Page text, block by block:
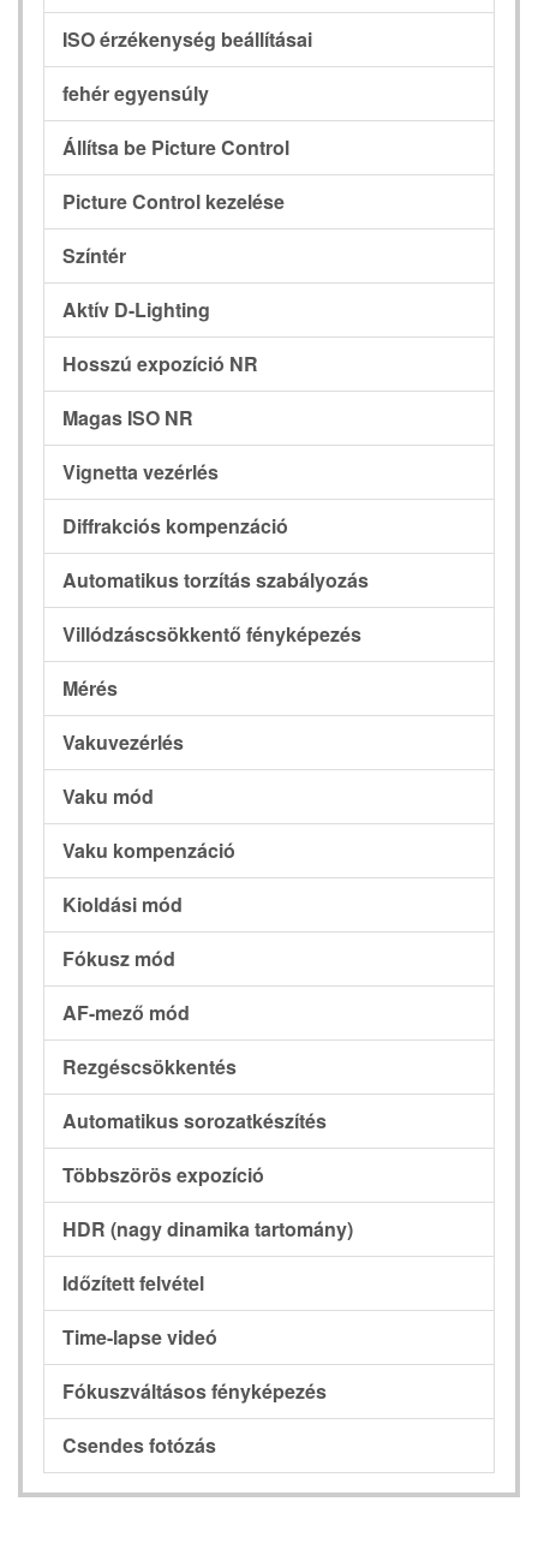
ISO érzékenység beállításai
fehér egyensúly
Állítsa be Picture Control
Picture Control kezelése
Színtér
Aktív D-Lighting
Hosszú expozíció NR
Magas ISO NR
Vignetta vezérlés
Diffrakciós kompenzáció
Automatikus torzítás szabályozás
Villódzáscsökkentő fényképezés
Mérés
Vakuvezérlés
Vaku mód
Vaku kompenzáció
Kioldási mód
Fókusz mód
AF-mező mód
Rezgéscsökkentés
Automatikus sorozatkészítés
Többszörös expozíció
HDR (nagy dinamika tartomány)
Időzített felvétel
Time-lapse videó
Fókuszváltásos fényképezés
Csendes fotózás